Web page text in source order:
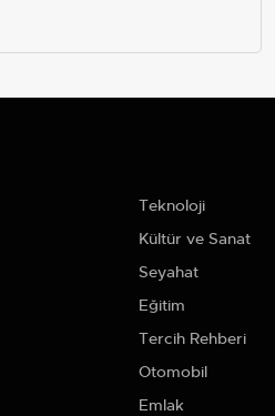
Teknoloji
Kültür ve Sanat
Seyahat
Eğitim
Tercih Rehberi
Otomobil
Emlak